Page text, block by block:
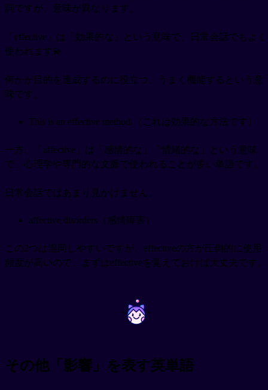
詞ですが、意味が異なります。
「effective」は「効果的な」という意味で、日常会話でもよく
使われます💫
何かが目的を達成するのに役立つ、うまく機能するという意
味です。
This is an effective method.（これは効果的な方法です）
一方、「affective」は「感情的な」「情緒的な」という意味
で、心理学や専門的な文脈で使われることが多い単語です。
日常会話ではあまり見かけません。
affective disorders（感情障害）
この2つは混同しやすいですが、effectiveの方が圧倒的に使用
頻度が高いので、まずはeffectiveを覚えておけば大丈夫です。
~ ~
その他「影響」を表す英単語